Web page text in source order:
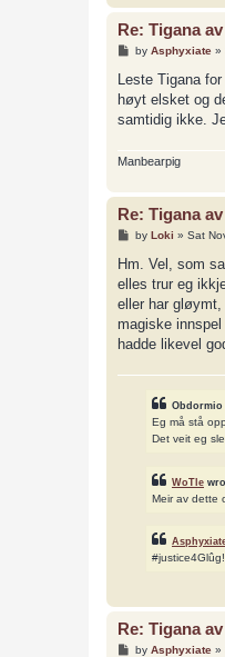
Re: Tigana
P
s
by Asphyxiate»
Leste Tigana
høyt elsket og
samtidig ikke.
Manbearpig
Re: Tigana
P
s
by Loki » Sat
Hm. Vel, som
elles trur eg
eller har
magiske
hadde likevel
Obdormio
Eg må stå
Det veit eg
WoTle
Meir av dette
Re: Tigana
Pby Asphyxiate»